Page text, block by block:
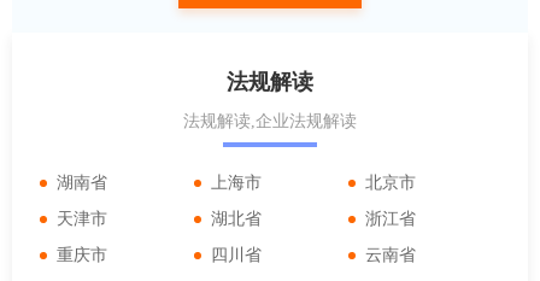
部发布的排污许可证申请与核发技术规
法计算应税污染物排放量;排污许可证
申请与核发技术规范未规定相关排(产)
污系数的，适用生态环境部发布的排放
源统计调查制度规定的排(产)污系数方
法计算应税污染物排放量。
法规解读
法规解读,企业法规解读
湖南省 上海市
北京市
天津市
湖北省
浙江省
重庆市
四川省 云南省